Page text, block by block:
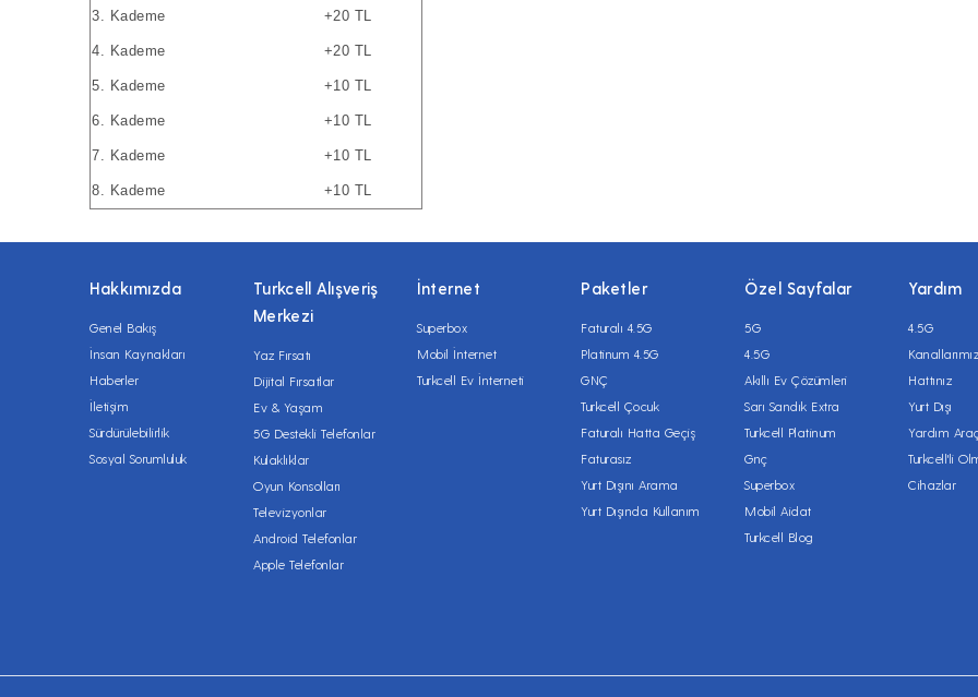
3. Kademe +20 TL
4. Kademe +20 TL
5. Kademe +10 TL
6. Kademe +10 TL
7. Kademe +10 TL
8. Kademe +10 TL
Hakkımızda
Genel Bakış
İnsan Kaynakları
Haberler
İletişim
Sürdürülebilirlik
Sosyal Sorumluluk
Turkcell Alışveriş
Merkezi
Yaz Fırsatı
Dijital Fırsatlar
Ev & Yaşam
5G Destekli Telefonlar
Kulaklıklar
Oyun Konsolları
Televizyonlar
Android Telefonlar
Apple Telefonlar
İnternet
Superbox
Mobil İnternet
Turkcell Ev İnterneti
Paketler
Faturalı 4.5G
Platinum 4.5G
GNÇ
Turkcell Çocuk
Faturalı Hatta Geçiş
Faturasız
Yurt Dışını Arama
Yurt Dışında Kullanım
Özel Sayfalar
5G
4.5G
Akıllı Ev Çözümleri
Sarı Sandık Extra
Turkcell Platinum
Gnç
Superbox
Mobil Aidat
Turkcell Blog
Yardım
4.5G
Kanallarımız
Hattınız
Yurt Dışı
Yardım
Turkcell'li
Cihazlar